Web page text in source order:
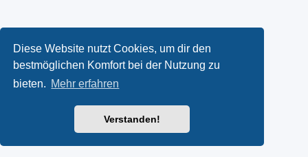
Diese Website nutzt Cookies, um dir den
bestmöglichen Komfort bei der Nutzung zu
bieten. Mehr erfahren
Verstanden!